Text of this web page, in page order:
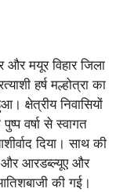
और मयूर विहार जिला
हर्ष मल्होत्रा का
क्षेत्रीय निवासियों
वर्षा से स्वागत
दिया। साथ की
और आरडब्ल्यूए और
की गई।